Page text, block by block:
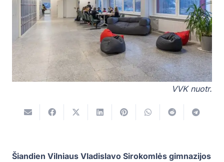
VVK nuotr.
Šiandien Vilniaus Vladislavo Sirokomlės gimnazijos